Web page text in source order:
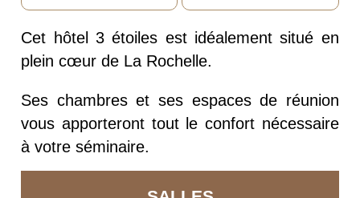
Cet hôtel 3 étoiles est idéalement situé en
plein cœur de La Rochelle.
Ses chambres et ses espaces de réunion
vous apporteront tout le confort nécessaire
à votre séminaire.